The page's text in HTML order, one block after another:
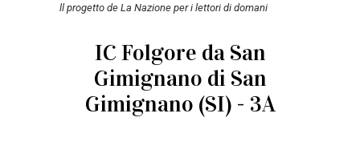
ll progetto de La Nazione per i lettori di domani
IC Folgore da San
Gimignano di San
Gimignano (SI) - 3A